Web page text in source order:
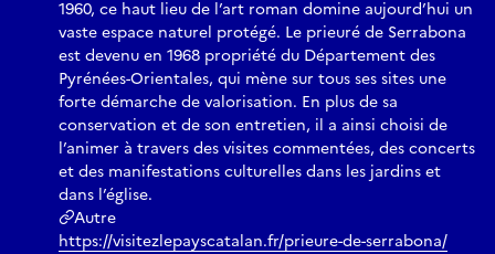
1960, ce haut lieu de l’art roman domine aujourd’hui un
vaste espace naturel protégé. Le prieuré de Serrabona
est devenu en 1968 propriété du Département des
Pyrénées-Orientales, qui mène sur tous ses sites une
forte démarche de valorisation. En plus de sa
conservation et de son entretien, il a ainsi choisi de
l’animer à travers des visites commentées, des concerts
et des manifestations culturelles dans les jardins et
dans l’église.
Autre
https://visitezlepayscatalan.fr/prieure-de-serrabona/